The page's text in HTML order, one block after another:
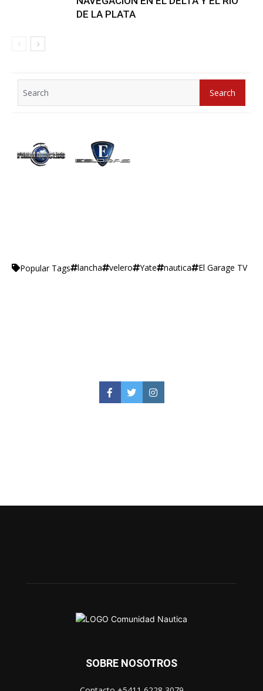
DE LA PLATA
for:
Search
Popular Tags lancha velero Yate nautica El Garage TV
FacebookTwitterInstagram
SOBRE NOSOTROS